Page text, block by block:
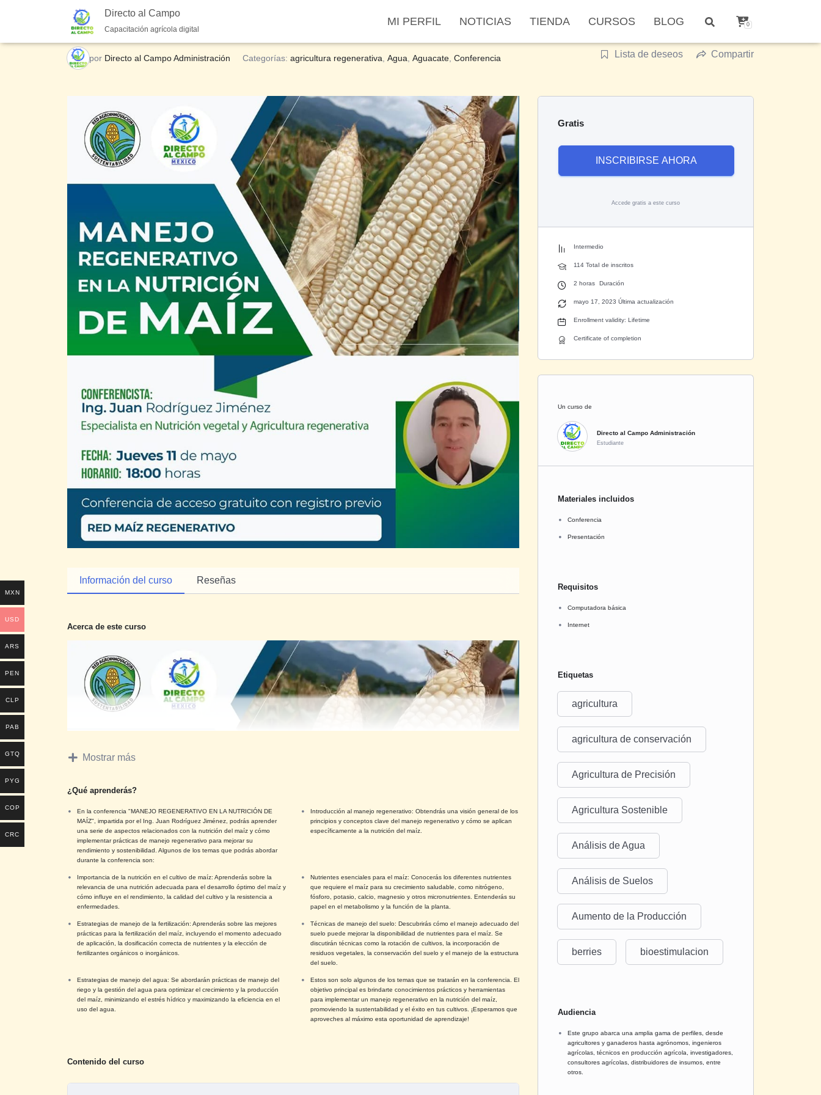
Directo al Campo
Capacitación agrícola digital
MI PERFIL NOTICIAS TIENDA CURSOS BLOG 0
5.00
MANEJO REGENERATIVO EN LA NUTRICIÓN DE MAÍZ
por Directo al Campo Administración Categorías: agricultura regenerativa Agua Aguacate, Conferencia Lista de deseos Compartir
Información del curso Reseñas
Acerca de este curso
Mostrar más
¿Qué aprenderás?
En la conferencia "MANEJO REGENERATIVO EN LA NUTRICIÓN DE
MAÍZ", impartida por el Ing. Juan Rodríguez Jiménez, podrás aprender
una serie de aspectos relacionados con la nutrición del maíz y cómo
implementar prácticas de manejo regenerativo para mejorar su
rendimiento y sostenibilidad. Algunos de los temas que podrás abordar
durante la conferencia son:
Introducción al manejo regenerativo: Obtendrás una visión general de los
principios y conceptos clave del manejo regenerativo y cómo se aplican
específicamente a la nutrición del maíz.
Importancia de la nutrición en el cultivo de maíz: Aprenderás sobre la
relevancia de una nutrición adecuada para el desarrollo óptimo del maíz y
cómo influye en el rendimiento, la calidad del cultivo y la resistencia a
enfermedades.
Nutrientes esenciales para el maíz: Conocerás los diferentes nutrientes
que requiere el maíz para su crecimiento saludable, como nitrógeno,
fósforo, potasio, calcio, magnesio y otros micronutrientes. Entenderás su
papel en el metabolismo y la función de la planta.
Estrategias de manejo de la fertilización: Aprenderás sobre las mejores
prácticas para la fertilización del maíz, incluyendo el momento adecuado
de aplicación, la dosificación correcta de nutrientes y la elección de
fertilizantes orgánicos o inorgánicos.
Técnicas de manejo del suelo: Descubrirás cómo el manejo adecuado del
suelo puede mejorar la disponibilidad de nutrientes para el maíz. Se
discutirán técnicas como la rotación de cultivos, la incorporación de
residuos vegetales, la conservación del suelo y el manejo de la estructura
del suelo.
Estrategias de manejo del agua: Se abordarán prácticas de manejo del
riego y la gestión del agua para optimizar el crecimiento y la producción
del maíz, minimizando el estrés hídrico y maximizando la eficiencia en el
uso del agua.
Estos son solo algunos de los temas que se tratarán en la conferencia. El
objetivo principal es brindarte conocimientos prácticos y herramientas
para implementar un manejo regenerativo en la nutrición del maíz,
promoviendo la sustentabilidad y el éxito en tus cultivos. ¡Esperamos que
aproveches al máximo esta oportunidad de aprendizaje!
Contenido del curso
Gratis
INSCRIBIRSE AHORA
Accede gratis a este curso
Intermedio
114 TotaI de inscritos
2 horas Duración
mayo 17, 2023 Última actualización
Enrollment validity: Lifetime
Certificate of completion
Un curso de
Directo al Campo Administración
Estudiante
Materiales incluidos
Conferencia
Presentación
Requisitos
Computadora básica
Internet
Etiquetas
agricultura
agricultura de conservación
Agricultura de Precisión
Agricultura Sostenible
Análisis de Agua
Análisis de Suelos
Aumento de la Producción
berries bioestimulacion
Audiencia
Este grupo abarca una amplia gama de perfiles, desde
agricultores y ganaderos hasta agrónomos, ingenieros
agrícolas, técnicos en producción agrícola, investigadores,
consultores agrícolas, distribuidores de insumos, entre
otros.
MXN
USD
ARS
PEN
CLP
PAB
GTQ
PYG
COP
CRC